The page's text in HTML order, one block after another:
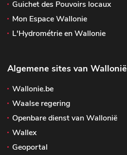
Guichet des Pouvoirs locaux
Mon Espace Wallonie
L'Hydrométrie en Wallonie
Algemene sites van Wallonië
Wallonie.be
Waalse regering
Openbare dienst van Wallonië
Wallex
Geoportal